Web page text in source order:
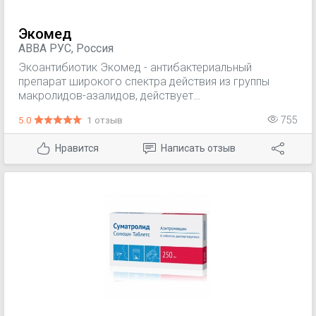
Экомед
АВВА РУС, Россия
Экоантибиотик Экомед - антибактериальный
препарат широкого спектра действия из группы
макролидов-азалидов, действует
субъединицей рибосом, угнетает пептидтранслоказу
на стадии трансляции, подавляет синтез белка,
замедляет рост и размножение бактерий, в высоких
концентрациях оказывает бактерицидный эффект.
изначально устойчивыми к действию антибиотика
или могут приобретать устойчивость к нему.
5.0 1 отзыв 755
Нравится Написать отзыв